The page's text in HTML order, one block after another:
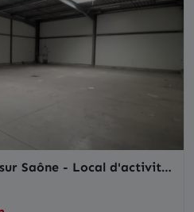
Saône - Local d'activité